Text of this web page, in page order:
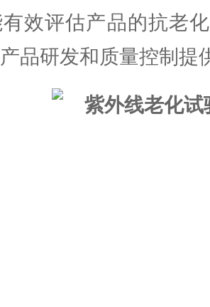
效评估产品的抗老
品研发和质量控制提